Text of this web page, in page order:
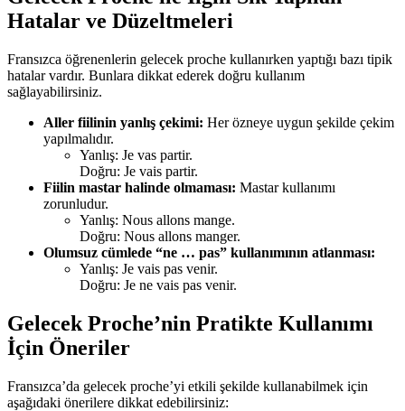
Hatalar ve Düzeltmeleri
Fransızca öğrenenlerin gelecek proche kullanırken yaptığı bazı tipik
hatalar vardır. Bunlara dikkat ederek doğru kullanım
sağlayabilirsiniz.
Aller fiilinin yanlış çekimi: Her özneye uygun şekilde çekim
yapılmalıdır.
Yanlış: Je vas partir.
Doğru: Je vais partir.
Fiilin mastar halinde olmaması: Mastar kullanımı
zorunludur.
Yanlış: Nous allons mange.
Doğru: Nous allons manger.
Olumsuz cümlede “ne … pas” kullanımının atlanması:
Yanlış: Je vais pas venir.
Doğru: Je ne vais pas venir.
Gelecek Proche’nin Pratikte Kullanımı
İçin Öneriler
Fransızca’da gelecek proche’yi etkili şekilde kullanabilmek için
aşağıdaki önerilere dikkat edebilirsiniz: